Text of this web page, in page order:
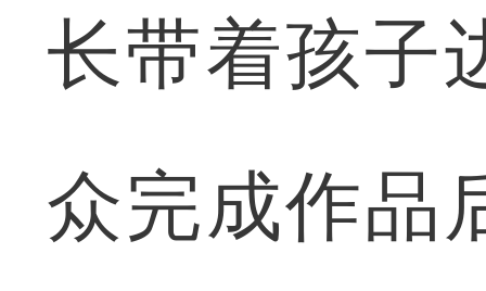
长带着孩子
众完成作品